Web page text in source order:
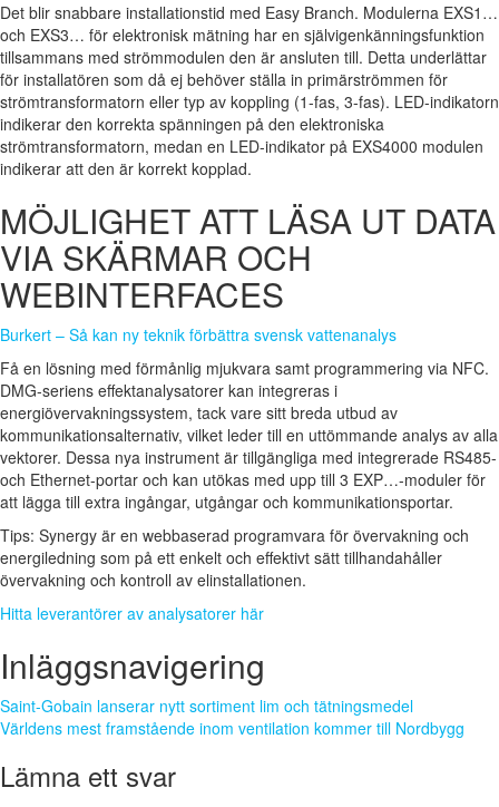
Det blir snabbare installationstid med Easy Branch. Modulerna EXS1…
och EXS3… för elektronisk mätning har en självigenkänningsfunktion
tillsammans med strömmodulen den är ansluten till. Detta underlättar
för installatören som då ej behöver ställa in primärströmmen för
strömtransformatorn eller typ av koppling (1-fas, 3-fas). LED-indikatorn
indikerar den korrekta spänningen på den elektroniska
strömtransformatorn, medan en LED-indikator på EXS4000 modulen
indikerar att den är korrekt kopplad.
MÖJLIGHET ATT LÄSA UT DATA
VIA SKÄRMAR OCH
WEBINTERFACES
Burkert – Så kan ny teknik förbättra svensk vattenanalys
Få en lösning med förmånlig mjukvara samt programmering via NFC.
DMG-seriens effektanalysatorer kan integreras i
energiövervakningssystem, tack vare sitt breda utbud av
kommunikationsalternativ, vilket leder till en uttömmande analys av alla
vektorer. Dessa nya instrument är tillgängliga med integrerade RS485-
och Ethernet-portar och kan utökas med upp till 3 EXP…-moduler för
att lägga till extra ingångar, utgångar och kommunikationsportar.
Tips: Synergy är en webbaserad programvara för övervakning och
energiledning som på ett enkelt och effektivt sätt tillhandahåller
övervakning och kontroll av elinstallationen.
Hitta leverantörer av analysatorer här
Inläggsnavigering
Saint-Gobain lanserar nytt sortiment lim och tätningsmedel
Världens mest framstående inom ventilation kommer till Nordbygg
Lämna ett svar